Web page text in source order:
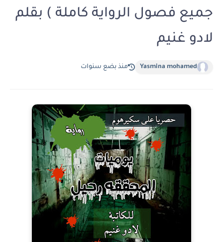
جميع فصول الرواية كاملة ) بقلم
لادو غنيم
Yasmina mohamed منذ بضع سنوات